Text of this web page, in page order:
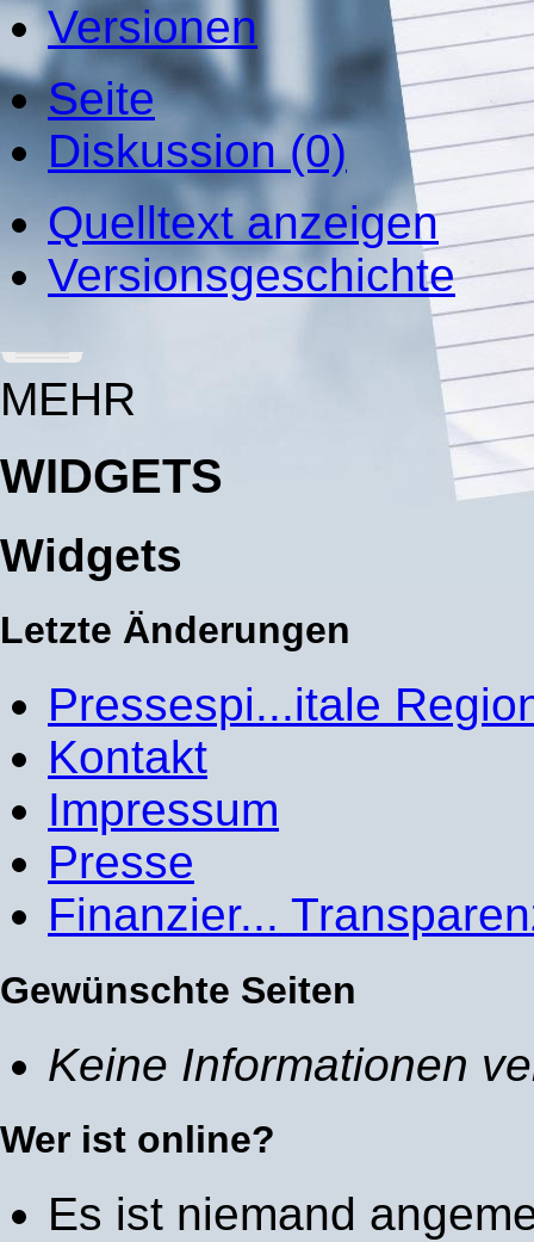
Versionen
Seite
Diskussion (0)
Quelltext anzeigen
Versionsgeschichte
MEHR
WIDGETS
Widgets
Letzte Änderungen
Pressespi...itale
Kontakt
Impressum
Presse
Finanzier...
Gewünschte Seiten
Keine Informationen
Wer ist online?
Es ist niemand